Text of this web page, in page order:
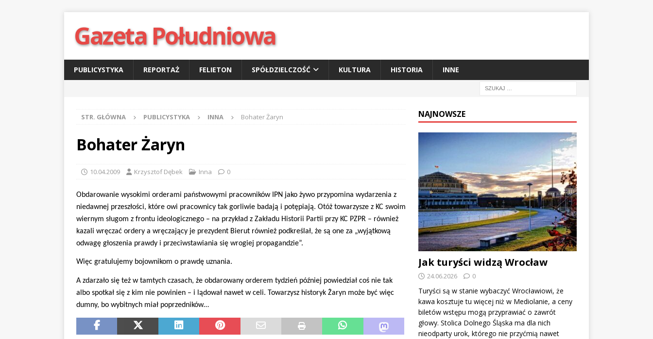
Gazeta Południowa
PUBLICYSTYKA REPORTAŻ FELIETON SPÓŁDZIELCZOŚĆ KULTURA HISTORIA INNE
STR. GŁÓWNA PUBLICYSTYKA INNA Bohater Żaryn
Bohater Żaryn
10.04.2009 Krzysztof Dębek Inna 0
Obdarowanie wysokimi orderami państwowymi pracowników IPN jako żywo przypomina wydarzenia z
niedawnej przeszłości, które owi pracownicy tak gorliwie badają i potępiają. Otóż towarzysze z KC swoim
wiernym sługom z frontu ideologicznego – na przykład z Zakładu Historii Partii przy KC PZPR – również
kazali wręczać ordery a wręczający je prezydent Bierut również podkreślał, że są one za „wyjątkową
odwagę głoszenia prawdy i przeciwstawiania się wrogiej propagandzie”.
Więc gratulujemy bojownikom o prawdę uznania.
A zdarzało się też w tamtych czasach, że obdarowany orderem tydzień później powiedział coś nie tak
albo spotkał się z kim nie powinien – i lądował nawet w celi. Towarzysz historyk Żaryn może być więc
dumny, bo wybitnych miał poprzedników…
NAJNOWSZE
Jak turyści widzą Wrocław
24.06.2026 0
Turyści są w stanie wybaczyć Wrocławiowi, że
kawa kosztuje tu więcej niż w Mediolanie, a ceny
biletów wstępu mogą przyprawiać o zawrót
głowy. Stolica Dolnego Śląska ma dla nich
nieodparty urok, którego nie przyćmią nawet